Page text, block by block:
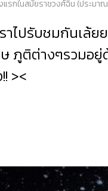
แรกในสมัยราชวงศ์ฉิน (ประม
าไปรับชมกันเล้
ภูติต่างๆรวมอยู่
><